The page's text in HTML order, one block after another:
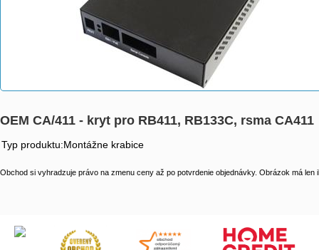
OEM CA/411 - kryt pro RB411, RB133C, rsma CA411
Typ produktu:Montážne krabice
Obchod si vyhradzuje právo na zmenu ceny až po potvrdenie objednávky. Obrázok má len